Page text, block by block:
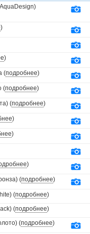
)
)
(подробнее)
(подробнее)
(подробнее)
)
)
)
(подробнее)
(подробнее)
(подробнее)
(подробнее)